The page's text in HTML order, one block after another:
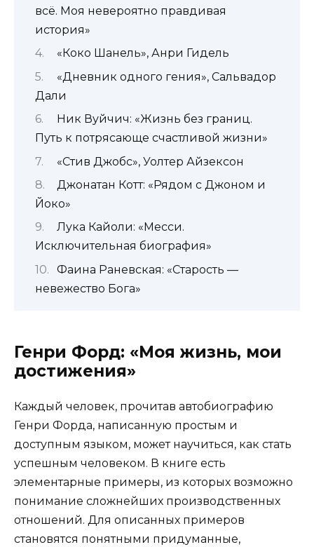
всё. Моя невероятно правдивая
история»
«Коко Шанель», Анри Гидель
«Дневник одного гения», Сальвадор
Дали
Ник Вуйчич: «Жизнь без границ.
Путь к потрясающе счастливой жизни»
«Стив Джобс», Уолтер Айзексон
Джонатан Котт: «Рядом с Джоном и
Йоко»
Лука Кайоли: «Месси.
Исключительная биография»
Фаина Раневская: «Старость —
невежество Бога»
Генри Форд: «Моя жизнь, мои
достижения»
Каждый человек, прочитав автобиографию
Генри Форда, написанную простым и
доступным языком, может научиться, как стать
успешным человеком. В книге есть
элементарные примеры, из которых возможно
понимание сложнейших производственных
отношений. Для описанных примеров
становятся понятными придуманные,